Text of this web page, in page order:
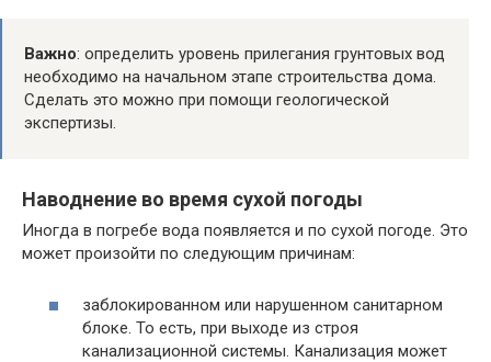
Важно: определить уровень прилегания грунтовых вод
необходимо на начальном этапе строительства дома.
Сделать это можно при помощи геологической
экспертизы.
Наводнение во время сухой погоды
Иногда в погребе вода появляется и по сухой погоде. Это
может произойти по следующим причинам:
заблокированном или нарушенном санитарном
блоке. То есть, при выходе из строя
канализационной системы. Канализация может